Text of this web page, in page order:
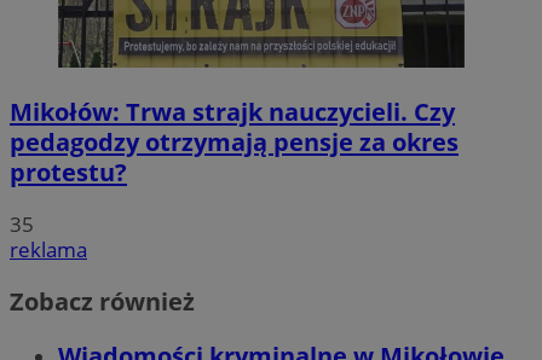
Mikołów: Trwa strajk nauczycieli. Czy
pedagodzy otrzymają pensje za okres
protestu?
35
reklama
Zobacz również